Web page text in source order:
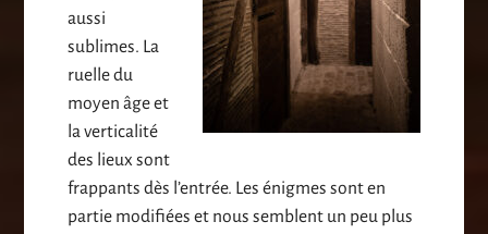
aussi
sublimes. La
ruelle du
moyen âge et
la verticalité
des lieux sont
frappants dès l’entrée. Les énigmes sont en
partie modifiées et nous semblent un peu plus